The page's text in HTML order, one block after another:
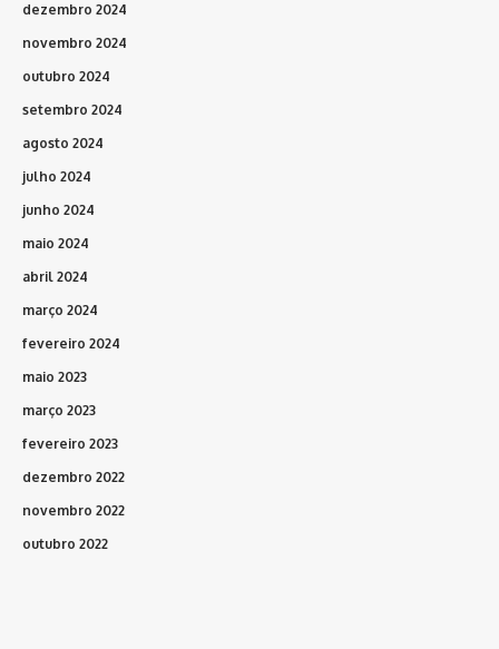
dezembro 2024
novembro 2024
outubro 2024
setembro 2024
agosto 2024
julho 2024
junho 2024
maio 2024
abril 2024
março 2024
fevereiro 2024
maio 2023
março 2023
fevereiro 2023
dezembro 2022
novembro 2022
outubro 2022